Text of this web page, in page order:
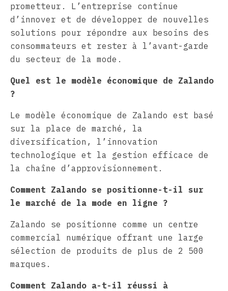
prometteur. L’entreprise continue
d’innover et de développer de nouvelles
solutions pour répondre aux besoins des
consommateurs et rester à l’avant-garde
du secteur de la mode.
Quel est le modèle économique de Zalando
?
Le modèle économique de Zalando est basé
sur la place de marché, la
diversification, l’innovation
technologique et la gestion efficace de
la chaîne d’approvisionnement.
Comment Zalando se positionne-t-il sur
le marché de la mode en ligne ?
Zalando se positionne comme un centre
commercial numérique offrant une large
sélection de produits de plus de 2 500
marques.
Comment Zalando a-t-il réussi à